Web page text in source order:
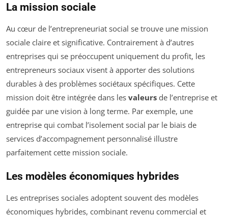
La mission sociale
Au cœur de l’entrepreneuriat social se trouve une mission
sociale claire et significative. Contrairement à d’autres
entreprises qui se préoccupent uniquement du profit, les
entrepreneurs sociaux visent à apporter des solutions
durables à des problèmes sociétaux spécifiques. Cette
mission doit être intégrée dans les valeurs de l’entreprise et
guidée par une vision à long terme. Par exemple, une
entreprise qui combat l’isolement social par le biais de
services d’accompagnement personnalisé illustre
parfaitement cette mission sociale.
Les modèles économiques hybrides
Les entreprises sociales adoptent souvent des modèles
économiques hybrides, combinant revenu commercial et